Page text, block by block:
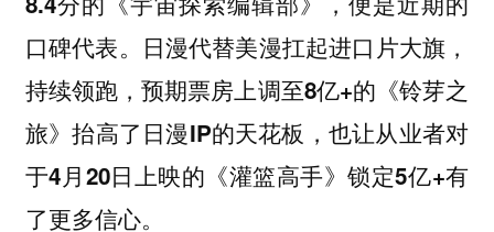
口碑代表。日漫代替美漫扛起进口片大旗，
持续领跑，预期票房上调至8亿+的《铃芽之
旅》抬高了日漫IP的天花板，也让从业者对
于4月20日上映的《灌篮高手》锁定5亿+有
了更多信心。